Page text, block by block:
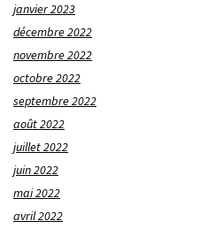
janvier 2023
décembre 2022
novembre 2022
octobre 2022
septembre 2022
août 2022
juillet 2022
juin 2022
mai 2022
avril 2022